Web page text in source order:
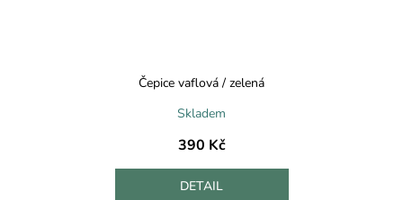
Čepice vaflová / zelená
Skladem
390 Kč
DETAIL